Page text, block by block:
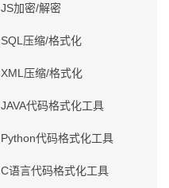
JS加密/解密
SQL压缩/格式化
XML压缩/格式化
JAVA代码格式化工具
Python代码格式化工具
C语言代码格式化工具